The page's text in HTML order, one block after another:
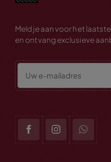
Meld je aan voor het
en ontvang exclusieve